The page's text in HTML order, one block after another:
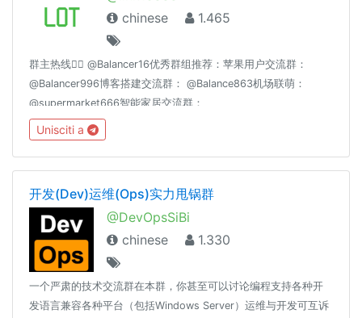
chinese
1.465
群主热线👉🏻 @Balancer16优秀群组推荐：苹果用户交流群：
@Balancer996博客搭建交流群： @Balance863机场联萌：
@supermarket666智能家居交流群：
@homeassiant666MacOS/Hackintosh： @justice996分享沉
淀： @theguideoftelegram
Unisciti a
开发(Dev)运维(Ops)实力甩锅群
@DevOpsSiBi
chinese
1.330
一个严肃的技术交流群在本群，你甚至可以讨论编程支持各种开
发语言兼容各种平台（包括Windows Server）运维与开发可互诉